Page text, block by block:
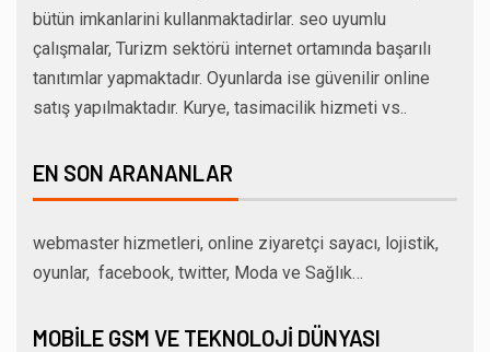
bütün imkanlarini kullanmaktadirlar. seo uyumlu
çalışmalar, Turizm sektörü internet ortamında başarılı
tanıtımlar yapmaktadır. Oyunlarda ise güvenilir online
satış yapılmaktadır. Kurye, tasimacilik hizmeti vs..
EN SON ARANANLAR
webmaster hizmetleri, online ziyaretçi sayacı, lojistik,
oyunlar, facebook, twitter, Moda ve Sağlık…
MOBILE GSM VE TEKNOLOJI DÜNYASI